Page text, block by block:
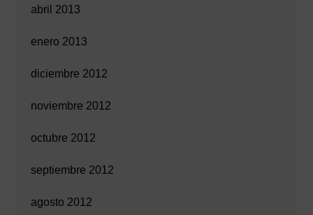
abril 2013
enero 2013
diciembre 2012
noviembre 2012
octubre 2012
septiembre 2012
agosto 2012